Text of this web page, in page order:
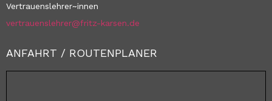
Vertrauenslehrer~innen
vertrauenslehrer@fritz-karsen.de
ANFAHRT / ROUTENPLANER